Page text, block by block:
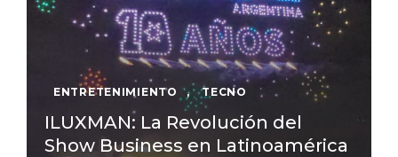
ENTRETENIMIENTO , TECNO
ILUXMAN: La Revolución del
Show Business en Latinoamérica